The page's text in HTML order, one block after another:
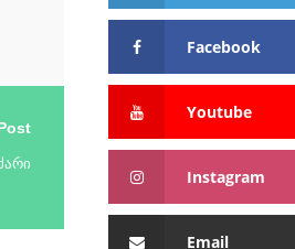
Facebook
Youtube
Instagram
Email